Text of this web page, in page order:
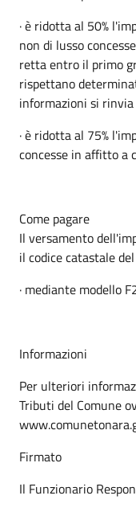
· è ridotta al 50%
non di lusso
retta entro il primo
rispettano
informazioni si
· è ridotta al 75%
concesse in affitto a
Come pagare
Il versamento
il codice catastale
· mediante modello
Informazioni
Per ulteriori
Tributi del Comune
Firmato
Il Funzionario